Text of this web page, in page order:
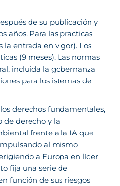
de su publicación y
años. Para las practicas
la entrada en vigor). Los
(9 meses). Las normas
incluida la gobernanza
para los istemas de
derechos fundamentales,
de derecho y la
frente a la IA que
al mismo
a Europa en líder
fija una serie de
función de sus riesgos